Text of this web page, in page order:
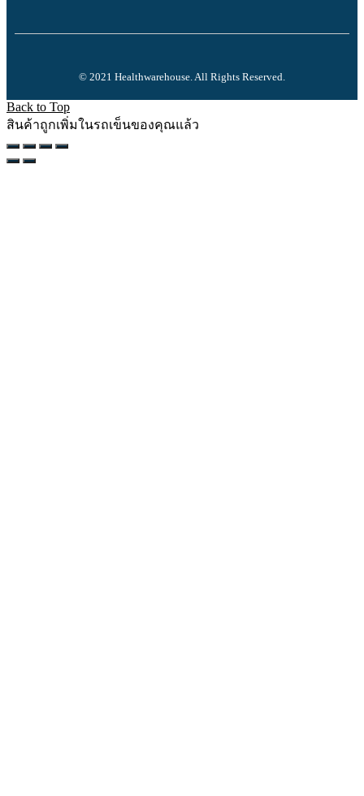
© 2021 Healthwarehouse. All Rights Reserved.
Back to Top
สินค้าถูกเพิ่มในรถเข็นของคุณแล้ว